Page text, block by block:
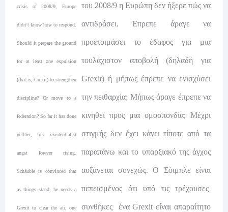
crisis of 2008/9, Europe
didn’t know how to respond.
Should it prepare the ground
for at least one expulsion
(that is, Grexit) to strengthen
discipline? Or move to a
federation? So far it has done
neither, its existentialist
angst forever rising.
Schäuble is convinced that
as things stand, he needs a
Grexit to clear the air, one
του 2008/9 η Ευρώπη δεν ήξερε πώς να
αντιδράσει. Έπρεπε άραγε να
προετοιμάσει το έδαφος για μια
τουλάχιστον αποβολή (δηλαδή για
Grexit) ή μήπως έπρεπε να ενισχύσει
την πειθαρχία; Μήπως άραγε έπρεπε να
κινηθεί προς μια ομοσπονδία; Μέχρι
στιγμής δεν έχει κάνει τίποτε από τα
παραπάνω και το υπαρξιακό της άγχος
αυξάνεται συνεχώς. Ο Σόιμπλε είναι
πεπεισμένος ότι υπό τις τρέχουσες
συνθήκες ένα Grexit είναι απαραίτητο